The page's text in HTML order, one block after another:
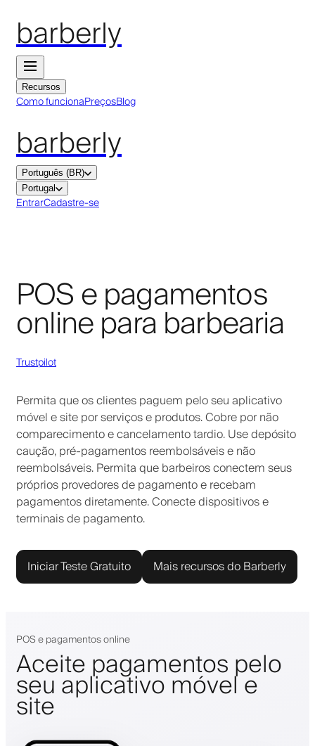
barberly
Recursos
Como funcionaPreçosBlog
barberly
Português (BR)
Portugal
EntrarCadastre-se
POS e pagamentos
online para barbearia
Trustpilot
Permita que os clientes paguem pelo seu aplicativo
móvel e site por serviços e produtos. Cobre por não
comparecimento e cancelamento tardio. Use depósito
caução, pré-pagamentos reembolsáveis e não
reembolsáveis. Permita que barbeiros conectem seus
próprios provedores de pagamento e recebam
pagamentos diretamente. Conecte dispositivos e
terminais de pagamento.
Iniciar Teste Gratuito Mais recursos do Barberly
POS e pagamentos online
Aceite pagamentos pelo
seu aplicativo móvel e
site